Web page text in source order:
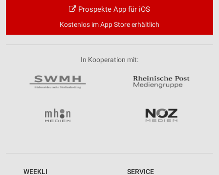
Prospekte App für iOS
Kostenlos im App Store erhältlich
In Kooperation mit:
WEEKLI SERVICE